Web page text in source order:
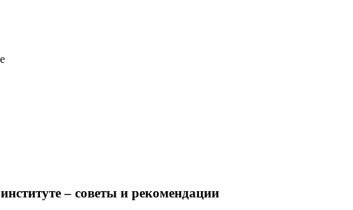
– советы и рекомендации